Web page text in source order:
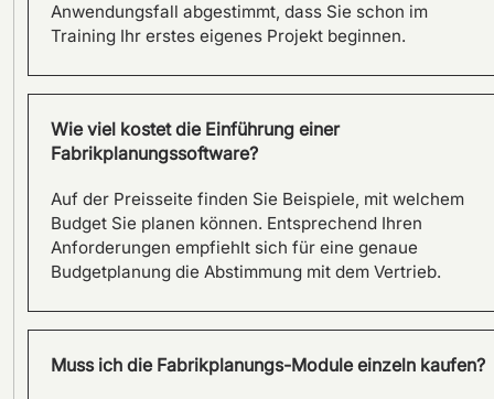
Vom Produkt zum Prozess:
Effektiv planen mit visTable®
Anwendungsfall abgestimmt, dass Sie schon im
Training Ihr erstes eigenes Projekt beginnen.
Wie viel kostet die Einführung einer
Fabrikplanungssoftware?
Auf der Preisseite finden Sie Beispiele, mit welchem
Budget Sie planen können. Entsprechend Ihren
Anforderungen empfiehlt sich für eine genaue
Budgetplanung die Abstimmung mit dem Vertrieb.
Muss ich die Fabrikplanungs-Module einzeln kaufen?